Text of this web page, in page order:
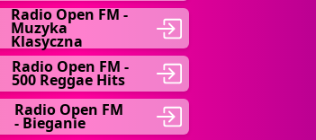
Radio Open FM -
Muzyka
Klasyczna
Radio Open FM -
500 Reggae Hits
Radio Open FM
- Bieganie